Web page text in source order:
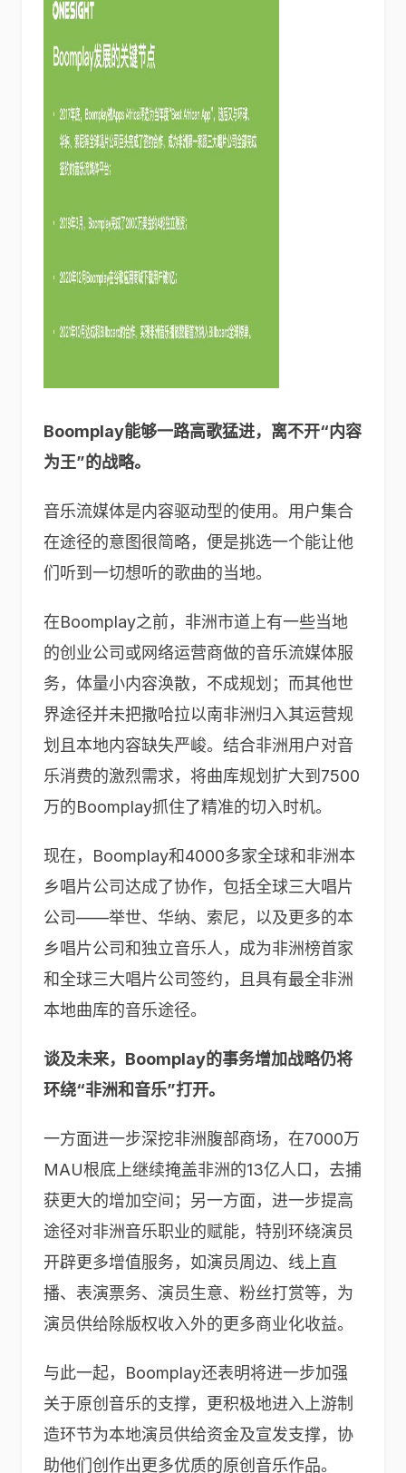
Boomplay能够一路高歌猛进，离不开“内容
为王”的战略。
音乐流媒体是内容驱动型的使用。用户集合
在途径的意图很简略，便是挑选一个能让他
们听到一切想听的歌曲的当地。
在Boomplay之前，非洲市道上有一些当地
的创业公司或网络运营商做的音乐流媒体服
务，体量小内容涣散，不成规划；而其他世
界途径并未把撒哈拉以南非洲归入其运营规
划且本地内容缺失严峻。结合非洲用户对音
乐消费的激烈需求，将曲库规划扩大到7500
万的Boomplay抓住了精准的切入时机。
现在，Boomplay和4000多家全球和非洲本
乡唱片公司达成了协作，包括全球三大唱片
公司——举世、华纳、索尼，以及更多的本
乡唱片公司和独立音乐人，成为非洲榜首家
和全球三大唱片公司签约，且具有最全非洲
本地曲库的音乐途径。
谈及未来，Boomplay的事务增加战略仍将
环绕“非洲和音乐”打开。
一方面进一步深挖非洲腹部商场，在7000万
MAU根底上继续掩盖非洲的13亿人口，去捕
获更大的增加空间；另一方面，进一步提高
途径对非洲音乐职业的赋能，特别环绕演员
开辟更多增值服务，如演员周边、线上直
播、表演票务、演员生意、粉丝打赏等，为
演员供给除版权收入外的更多商业化收益。
与此一起，Boomplay还表明将进一步加强
关于原创音乐的支撑，更积极地进入上游制
造环节为本地演员供给资金及宣发支撑，协
助他们创作出更多优质的原创音乐作品。